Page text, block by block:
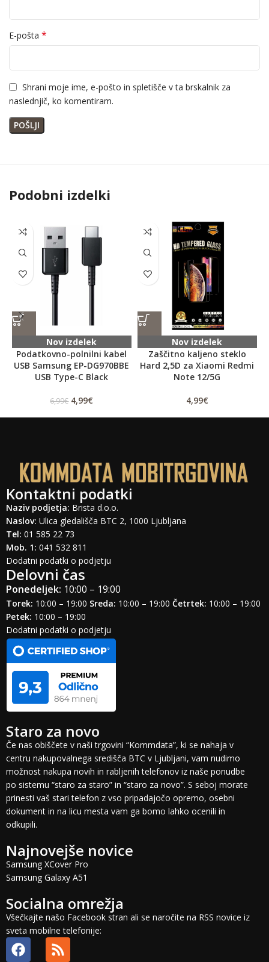
E-pošta *
Shrani moje ime, e-pošto in spletišče v ta brskalnik za
naslednjič, ko komentiram.
Podobni izdelki
Nov izdelek
Podatkovno-polnilni kabel
USB Samsung EP-DG970BBE
USB Type-C Black
6,99€ 4,99€
Nov izdelek
Zaščitno kaljeno steklo
Hard 2,5D za Xiaomi Redmi
Note 12/5G
4,99€
Kontaktni podatki
Naziv podjetja: Brista d.o.o.
Naslov: Ulica gledališča BTC 2, 1000 Ljubljana
Tel: 01 585 22 73
Mob. 1: 041 532 811
Dodatni podatki o podjetju
Delovni čas
Ponedeljek: 10:00 – 19:00
Torek: 10:00 – 19:00 Sreda: 10:00 – 19:00 Četrtek: 10:00 – 19:00
Petek: 10:00 – 19:00
Dodatni podatki o podjetju
Staro za novo
Če nas obiščete v naši trgovini “Kommdata”, ki se nahaja v
centru nakupovalnega središča BTC v Ljubljani, vam nudimo
možnost nakupa novih in rabljenih telefonov iz naše ponudbe
po sistemu “staro za staro” in “staro za novo”. S seboj morate
prinesti vaš stari telefon z vso pripadajočo opremo, osebni
dokument in na licu mesta vam ga bomo lahko ocenili in
odkupili.
Najnovejše novice
Samsung XCover Pro
Samsung Galaxy A51
Socialna omrežja
Všečkajte našo Facebook stran ali se naročite na RSS novice iz
sveta mobilne telefonije: